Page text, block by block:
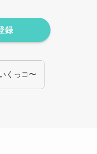
録
くっコ〜